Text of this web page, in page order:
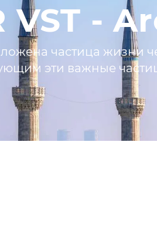
VST -
частица жизни
эти важные